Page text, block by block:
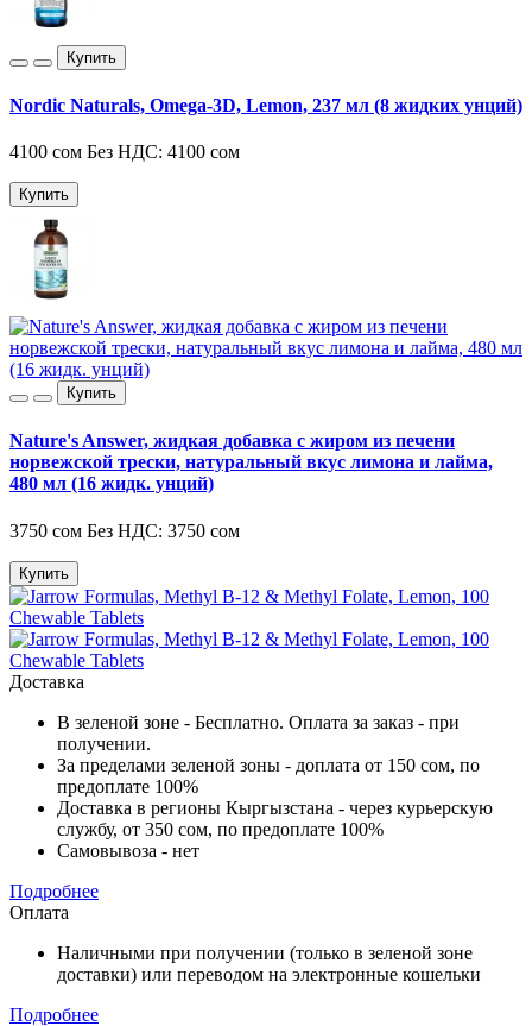
Купить
Nordic Naturals, Omega-3D, Lemon, 237 мл (8 жидких унций)
4100 сом Без НДС: 4100 сом
Купить
Купить
Nature's Answer, жидкая добавка с жиром из печени
норвежской трески, натуральный вкус лимона и лайма,
480 мл (16 жидк. унций)
3750 сом Без НДС: 3750 сом
Купить
Доставка
В зеленой зоне - Бесплатно. Оплата за заказ - при
получении.
За пределами зеленой зоны - доплата от 150 сом, по
предоплате 100%
Доставка в регионы Кыргызстана - через курьерскую
службу, от 350 сом, по предоплате 100%
Самовывоза - нет
Подробнее
Оплата
Наличными при получении (только в зеленой зоне
доставки) или переводом на электронные кошельки
Подробнее